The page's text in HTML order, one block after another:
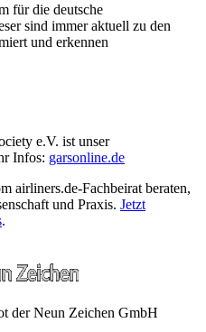
für die deutsche
sind immer aktuell zu den
und erkennen
e.V. ist unser
Infos: garsonline.de
airliners.de-Fachbeirat beraten,
und Praxis. Jetzt
.
der Neun Zeichen GmbH